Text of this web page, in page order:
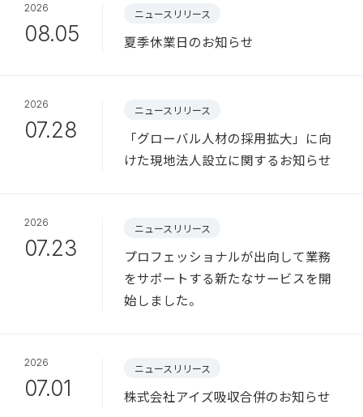
2026
08.05
ニュースリリース
夏季休業日のお知らせ
2026
07.28
ニュースリリース
「グローバル人材の採用拡大」に向
けた現地法人設立に関するお知らせ
2026
07.23
ニュースリリース
プロフェッショナルが出向して業務
をサポートする新たなサービスを開
始しました。
2026
07.01
ニュースリリース
株式会社アイズ吸収合併のお知らせ